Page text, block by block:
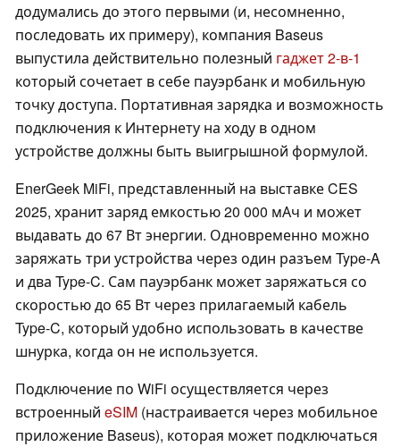
додумались до этого первыми (и, несомненно,
последовать их примеру), компания Baseus
выпустила действительно полезный гаджет 2-в-1
который сочетает в себе пауэрбанк и мобильную
точку доступа. Портативная зарядка и возможность
подключения к Интернету на ходу в одном
устройстве должны быть выигрышной формулой.
EnerGeek MiFi, представленный на выставке CES
2025, хранит заряд емкостью 20 000 мАч и может
выдавать до 67 Вт энергии. Одновременно можно
заряжать три устройства через один разъем Type-A
и два Type-C. Сам пауэрбанк может заряжаться со
скоростью до 65 Вт через прилагаемый кабель
Type-C, который удобно использовать в качестве
шнурка, когда он не используется.
Подключение по WiFi осуществляется через
встроенный eSIM (настраивается через мобильное
приложение Baseus), которая может подключаться